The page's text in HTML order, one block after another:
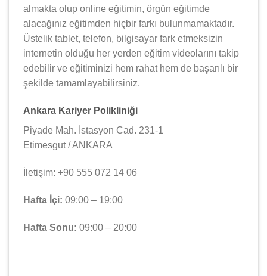
almakta olup online eğitimin, örgün eğitimde
alacağınız eğitimden hiçbir farkı bulunmamaktadır.
Üstelik tablet, telefon, bilgisayar fark etmeksizin
internetin olduğu her yerden eğitim videolarını takip
edebilir ve eğitiminizi hem rahat hem de başarılı bir
şekilde tamamlayabilirsiniz.
Ankara Kariyer Polikliniği
Piyade Mah. İstasyon Cad. 231-1
Etimesgut / ANKARA
İletişim: +90 555 072 14 06
Hafta İçi: 09:00 – 19:00
Hafta Sonu: 09:00 – 20:00